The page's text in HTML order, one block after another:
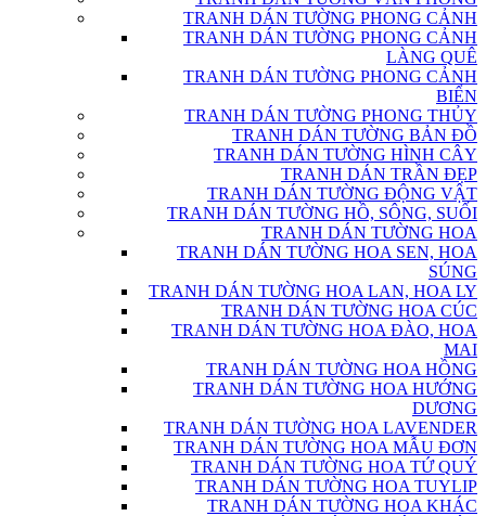
TRANH DÁN TƯỜNG PHONG CẢNH
TRANH DÁN TƯỜNG PHONG CẢNH
LÀNG QUÊ
TRANH DÁN TƯỜNG PHONG CẢNH
BIỂN
TRANH DÁN TƯỜNG PHONG THỦY
TRANH DÁN TƯỜNG BẢN ĐỒ
TRANH DÁN TƯỜNG HÌNH CÂY
TRANH DÁN TRẦN ĐẸP
TRANH DÁN TƯỜNG ĐỘNG VẬT
TRANH DÁN TƯỜNG HỒ, SÔNG, SUỐI
TRANH DÁN TƯỜNG HOA
TRANH DÁN TƯỜNG HOA SEN, HOA
SÚNG
TRANH DÁN TƯỜNG HOA LAN, HOA LY
TRANH DÁN TƯỜNG HOA CÚC
TRANH DÁN TƯỜNG HOA ĐÀO, HOA
MAI
TRANH DÁN TƯỜNG HOA HỒNG
TRANH DÁN TƯỜNG HOA HƯỚNG
DƯƠNG
TRANH DÁN TƯỜNG HOA LAVENDER
TRANH DÁN TƯỜNG HOA MẪU ĐƠN
TRANH DÁN TƯỜNG HOA TỨ QUÝ
TRANH DÁN TƯỜNG HOA TUYLIP
TRANH DÁN TƯỜNG HOA KHÁC